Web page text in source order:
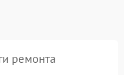
ремонта